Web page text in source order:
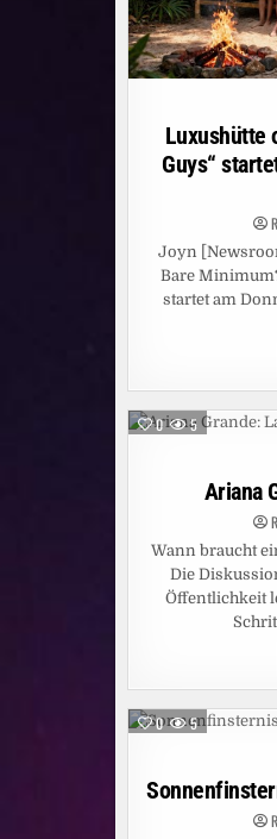
Luxushütte
Guys“
Joyn
Bare
startet am
0 5
Ariana
Wann braucht
Die
Öffentlichkeit
0 5